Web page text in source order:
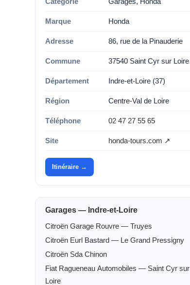
Marque Honda
Adresse 86, rue de la Pinauderie
Commune 37540 Saint Cyr sur Loire
Département Indre-et-Loire (37)
Région Centre-Val de Loire
Téléphone 02 47 27 55 65
Site honda-tours.com ↗
Itinéraire →
Garages — Indre-et-Loire
Citroën Garage Rouvre — Truyes
Citroën Eurl Bastard — Le Grand Pressigny
Citroën Sda Chinon
Fiat Ragueneau Automobiles — Saint Cyr sur
Loire